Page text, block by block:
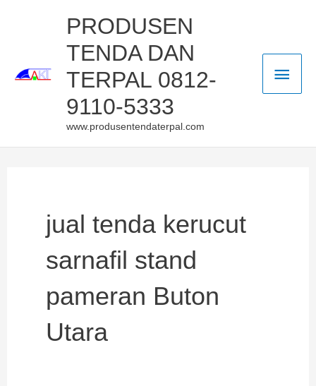
PRODUSEN
TENDA DAN
TERPAL 0812-
9110-5333
www.produsentendaterpal.com
jual tenda kerucut
sarnafil stand
pameran Buton
Utara